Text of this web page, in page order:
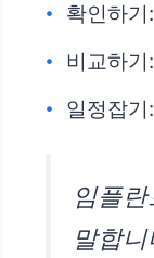
확인하
비교하
일정잡
임플
말합니